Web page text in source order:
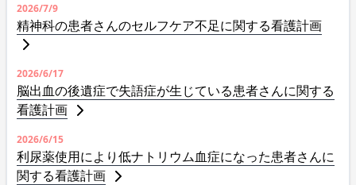
2026/7/9
精神科の患者さんのセルフケア不足に関する看護計画
2026/6/17
脳出血の後遺症で失語症が生じている患者さんに関する
看護計画
2026/6/15
利尿薬使用により低ナトリウム血症になった患者さんに
関する看護計画